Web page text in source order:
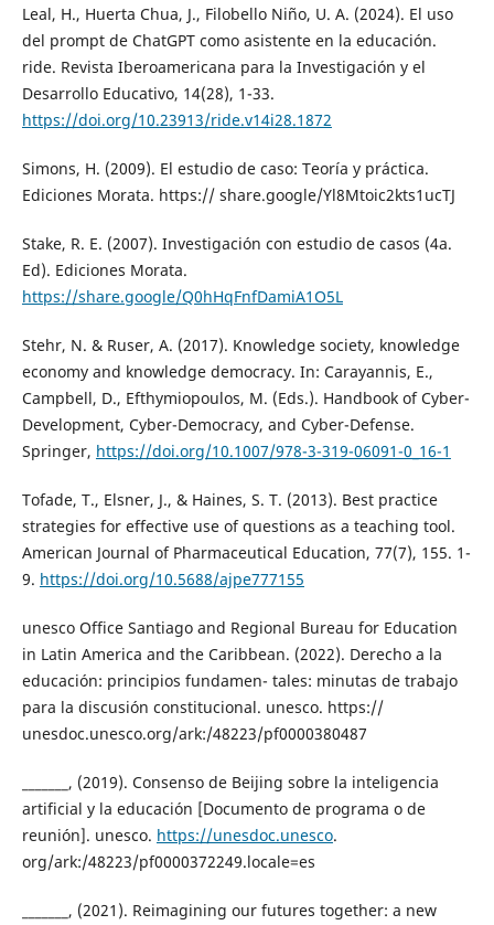
Leal, H., Huerta Chua, J., Filobello Niño, U. A. (2024). El uso
del prompt de ChatGPT como asistente en la educación.
ride. Revista Iberoamericana para la Investigación y el
Desarrollo Educativo, 14(28), 1-33.
https://doi.org/10.23913/ride.v14i28.1872
Simons, H. (2009). El estudio de caso: Teoría y práctica.
Ediciones Morata. https:// share.google/Yl8Mtoic2kts1ucTJ
Stake, R. E. (2007). Investigación con estudio de casos (4a.
Ed). Ediciones Morata.
https://share.google/Q0hHqFnfDamiA1O5L
Stehr, N. & Ruser, A. (2017). Knowledge society, knowledge
economy and knowledge democracy. In: Carayannis, E.,
Campbell, D., Efthymiopoulos, M. (Eds.). Handbook of Cyber-
Development, Cyber-Democracy, and Cyber-Defense.
Springer, https://doi.org/10.1007/978-3-319-06091-0_16-1
Tofade, T., Elsner, J., & Haines, S. T. (2013). Best practice
strategies for effective use of questions as a teaching tool.
American Journal of Pharmaceutical Education, 77(7), 155. 1-
9. https://doi.org/10.5688/ajpe777155
unesco Office Santiago and Regional Bureau for Education
in Latin America and the Caribbean. (2022). Derecho a la
educación: principios fundamen- tales: minutas de trabajo
para la discusión constitucional. unesco. https://
unesdoc.unesco.org/ark:/48223/pf0000380487
_______, (2019). Consenso de Beijing sobre la inteligencia
artificial y la educación [Documento de programa o de
reunión]. unesco. https://unesdoc.unesco.
org/ark:/48223/pf0000372249.locale=es
_______, (2021). Reimagining our futures together: a new